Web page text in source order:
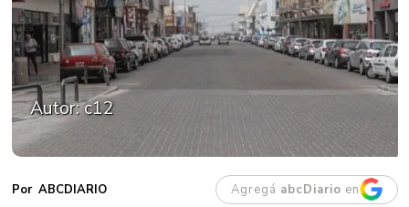
ABCDIARIO Agregá abcDiario en
Autor: c12